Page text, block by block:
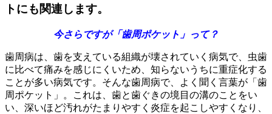
トにも関連します。
今さらですが「歯周ポケット」って？
歯周病は、歯を支えている組織が壊されていく病気で、虫歯
に比べて痛みを感じにくいため、知らないうちに重症化する
ことが多い病気です。そんな歯周病で、よく聞く言葉が「歯
周ポケット」。これは、歯と歯ぐきの境目の溝のことをい
い、深いほど汚れがたまりやすく炎症を起こしやすくなり、